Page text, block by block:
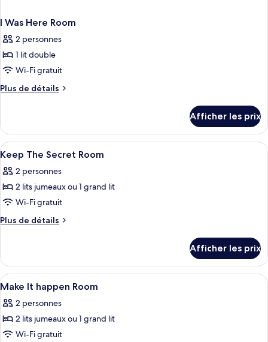
I Was Here Room
2 personnes
1 lit double
Wi-Fi gratuit
Plus de détails
Plus
I
Was
Here
Room
Afficher les prix
Afficher
toutes
les
photos
pour
ce
chambre :
Keep
The
Secret
Room
Literie de qualité, minibar, coffre-
11
Keep The Secret Room
2 personnes
2 lits jumeaux ou 1 grand lit
Wi-Fi gratuit
Plus de détails
Plus
Keep
The
Secret
Afficher les prix
Afficher
toutes
les
photos
pour
Literie de qualité, minibar, coffre-
9
Make It happen Room
2 personnes
2 lits jumeaux ou 1 grand lit
Wi-Fi gratuit